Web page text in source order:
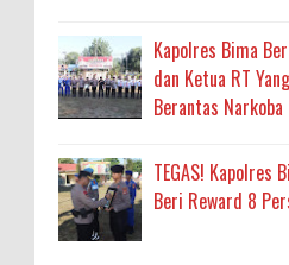
Kapolres Bima
dan Ketua RT
Berantas Narkoba
TEGAS! Kapolres
Beri Reward 8